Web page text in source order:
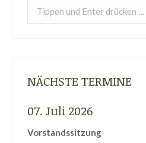
NÄCHSTE TERMINE
07. Juli 2026
Vorstandssitzung